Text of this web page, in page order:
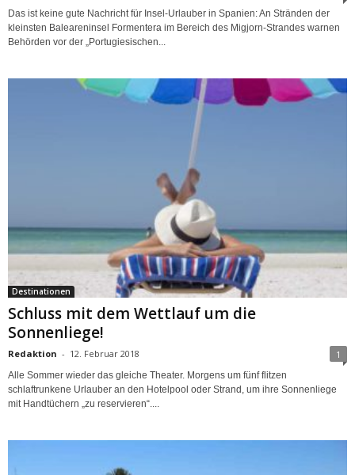
Das ist keine gute Nachricht für Insel-Urlauber in Spanien: An Stränden der
kleinsten Baleareninsel Formentera im Bereich des Migjorn-Strandes warnen
Behörden vor der „Portugiesischen...
Destinationen
Schluss mit dem Wettlauf um die
Sonnenliege!
Redaktion - 12. Februar 2018 1
Alle Sommer wieder das gleiche Theater. Morgens um fünf flitzen
schlaftrunkene Urlauber an den Hotelpool oder Strand, um ihre Sonnenliege
mit Handtüchern „zu reservieren“....